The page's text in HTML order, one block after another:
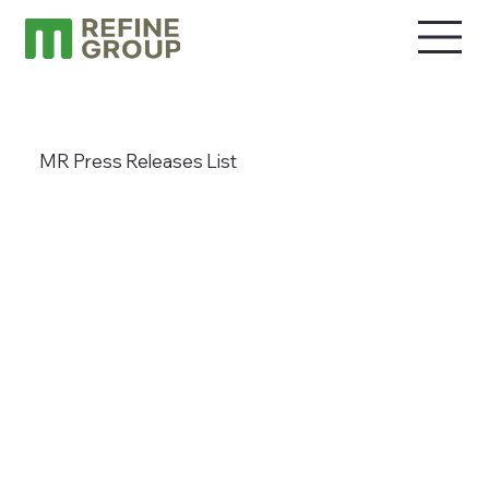
MR Press Releases List